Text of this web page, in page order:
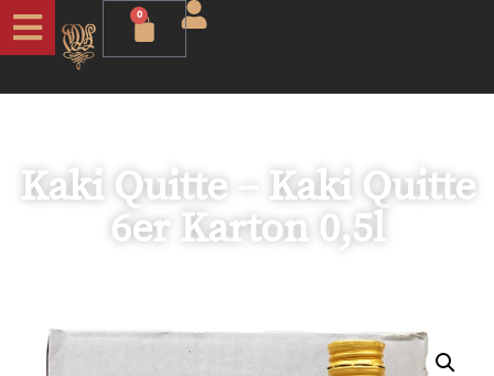
0
Kaki Quitte – Kaki Quitte
6er Karton 0,5l